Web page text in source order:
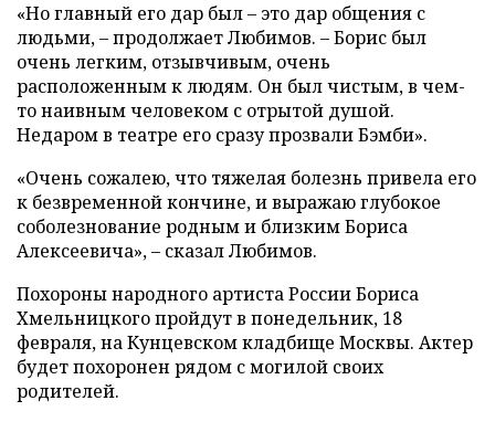
«Но главный его дар был – это дар общения с
людьми, – продолжает Любимов. – Борис был
очень легким, отзывчивым, очень
расположенным к людям. Он был чистым, в чем-
то наивным человеком с отрытой душой.
Недаром в театре его сразу прозвали Бэмби».
«Очень сожалею, что тяжелая болезнь привела его
к безвременной кончине, и выражаю глубокое
соболезнование родным и близким Бориса
Алексеевича», – сказал Любимов.
Похороны народного артиста России Бориса
Хмельницкого пройдут в понедельник, 18
февраля, на Кунцевском кладбище Москвы. Актер
будет похоронен рядом с могилой своих
родителей.